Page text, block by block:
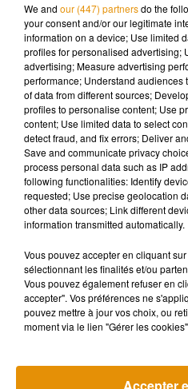
Le matériel bénéficiera aux
l’Aide Sociale à l’enfance. Eux
sanitaire, ont déjà« 5 fois
bac général et de poursuivre
reste de la population.
�x� A PARTAGER : faites
via la collecte#solidaireici:
pour aider à équiper les
peuvent actuellement suivre
#télétravaillersans ordinateur.
— Association Phénix
We and our (447) partnersdo the
your consent and/or our legitimate
information on a device; Use limited
profiles for personalised advertising;
advertising; Measure advertising
performance; Understand audiences
of data from different sources;
profiles to personalise content; Use
content; Use limited data to select
detect fraud, and fix errors; Deliver
Save and communicate privacy
process personal data such as IP
following functionalities: Identify
requested; Use precise geolocation
other data sources; Link different
information transmitted automatically.
Vous pouvez accepter en cliquant
sélectionnant les finalités et/ou
Vous pouvez également refuser en
accepter". Vos préférences ne
pouvez mettre à jour vos choix, ou
moment via le lien "Gérer les
Accepter